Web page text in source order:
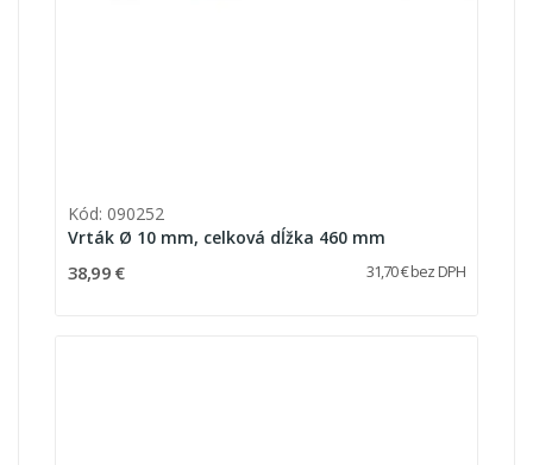
Kód: 090252
Vrták Ø 10 mm, celková dĺžka 460 mm
38,99 € 31,70 € bez DPH